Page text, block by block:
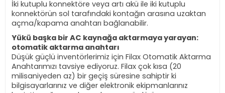
İki kutuplu konnektöre veya artı akü ile iki kutuplu
konnektörün sol tarafındaki kontağın arasına uzaktan
açma/kapama anahtarı bağlanabilir.
Yükü başka bir AC kaynağa aktarmaya yarayan:
otomatik aktarma anahtarı
Düşük güçlü inventörlerimiz için Filax Otomatik Aktarma
Anahtarımızı tavsiye ediyoruz. Filax çok kısa (20
milisaniyeden az) bir geçiş süresine sahiptir ki
bilgisayarlarınız ve diğer elektronik ekipmanlarınız